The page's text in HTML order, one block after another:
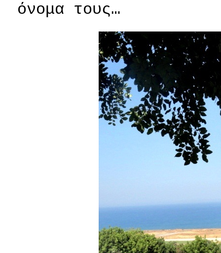
όνομα τους…